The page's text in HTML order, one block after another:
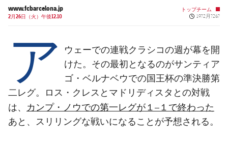
結果
順位表
スケジュール
チケット
順位表
トップチーム
plusicon
label.aria.plus
スケジュール
チケット
結果
www.fcbarcelona.jp
2月26日（火）午後12.10
トップチーム
Published
19?2月?26?
ア
ウェーでの連戦クラシコの週が幕を開
けた。その最初となるのがサンティア
ゴ・ベルナベウでの国王杯の準決勝第
二レグ。ロス・クレスとマドリディスタとの対戦
は、 カンプ・ノウでの第一レグが１–１で終わった
あと、スリリングな戦いになることが予想される。